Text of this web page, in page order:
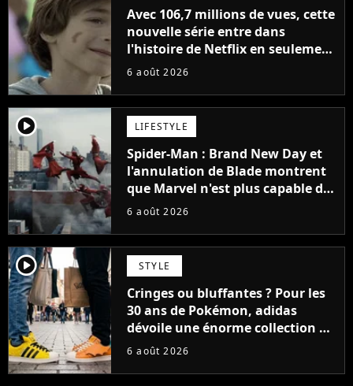
Avec 106,7 millions de vues, cette
nouvelle série entre dans
l'histoire de Netflix en seulement
48 jours
6 août 2026
player2 LIFESTYLE
Spider-Man : Brand New Day et
l'annulation de Blade montrent
que Marvel n'est plus capable de
faire quoi que ce soit de simple
6 août 2026
player2 STYLE
Cringes ou bluffantes ? Pour les
30 ans de Pokémon, adidas
dévoile une énorme collection de
sneakers et je ne sais pas quoi en
6 août 2026